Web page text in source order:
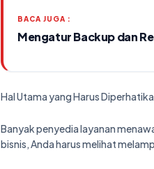
BACA JUGA :
Mengatur Backup dan
Hal Utama yang Harus
Banyak penyedia layanan
bisnis, Anda harus melihat